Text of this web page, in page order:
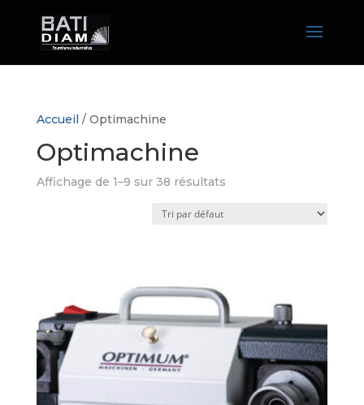
Accueil / Optimachine
Optimachine
Affichage de 1–9 sur 38 résultats